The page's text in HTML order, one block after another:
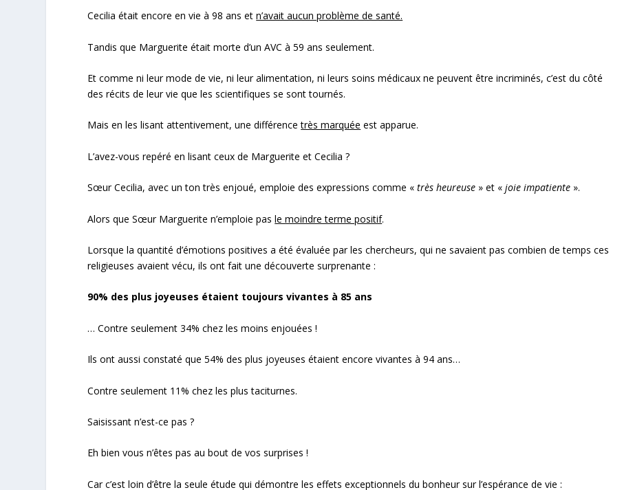
Cecilia était encore en vie à 98 ans etn’avait aucun problème de santé.
Tandis que Marguerite était morte d’un AVC à 59 ans seulement.
Et comme ni leur mode de vie, ni leur alimentation, ni leurs soins médicaux ne peuvent être incriminés, c’est du côté
des récits de leur vie que les scientifiques se sont tournés.
Mais en les lisant attentivement, une différencetrès marquée est apparue.
L’avez-vous repéré en lisant ceux de Marguerite et Cecilia ?
Sœur Cecilia, avec un ton très enjoué, emploie des expressions comme «très heureuse » et «joie impatiente ».
Alors que Sœur Marguerite n’emploie pasle moindre terme positif.
Lorsque la quantité d’émotions positives a été évaluée par les chercheurs, qui ne savaient pas combien de temps ces
religieuses avaient vécu, ils ont fait une découverte surprenante :
90% des plus joyeuses étaient toujours vivantes à 85 ans
… Contre seulement 34% chez les moins enjouées !
Ils ont aussi constaté que 54% des plus joyeuses étaient encore vivantes à 94 ans…
Contre seulement 11% chez les plus taciturnes.
Saisissant n’est-ce pas ?
Eh bien vous n’êtes pas au bout de vos surprises !
Car c’est loin d’être la seule étude qui démontre les effets exceptionnels du bonheur sur l’espérance de vie :